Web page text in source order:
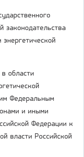
законодательства
области
Федеральным
и иными
Федерации к
власти Российской